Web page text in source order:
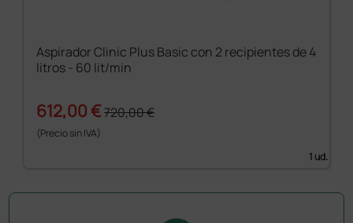
Aspirador Clinic Plus Basic con 2 recipientes de 4
litros - 60 lit/min
612,00 €720,00 €
(Precio sin IVA)
1 ud.